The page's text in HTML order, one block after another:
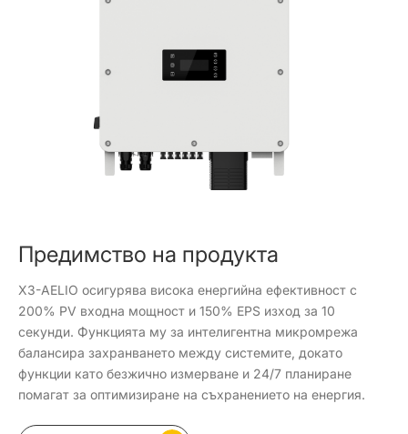
Предимство на продукта
X3-AELIO осигурява висока енергийна ефективност с
200% PV входна мощност и 150% EPS изход за 10
секунди. Функцията му за интелигентна микромрежа
балансира захранването между системите, докато
функции като безжично измерване и 24/7 планиране
помагат за оптимизиране на съхранението на енергия.